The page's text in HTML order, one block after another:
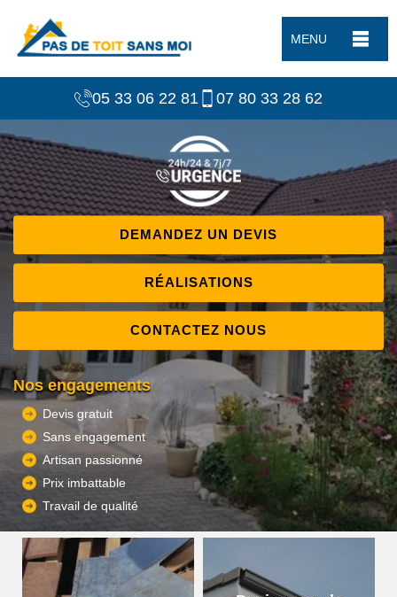
MENU
05 33 06 22 81 07 80 33 28 62
DEMANDEZ UN DEVIS
RÉALISATIONS
CONTACTEZ NOUS
Nos engagements
Devis gratuit
Sans engagement
Artisan passionné
Prix imbattable
Travail de qualité